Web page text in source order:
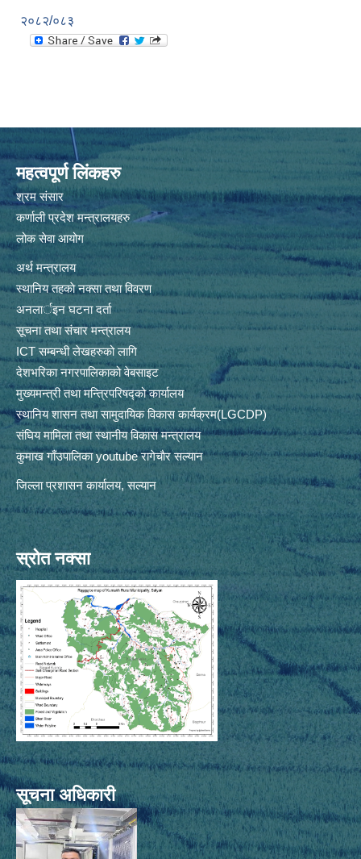
२०८२/०८३
महत्वपूर्ण लिंकहरु
श्रम संसार
कर्णाली प्रदेश मन्त्रालयहरु
लोक सेवा आयोग
अर्थ मन्त्रालय
स्थानिय तहकाे नक्सा तथा विवरण
अनलार्इन घटना दर्ता
सूचना तथा संचार मन्त्रालय
ICT सम्बन्धी लेखहरुको लागि
देशभरिका नगरपालिकाको वेबसाइट
मुख्यमन्त्री तथा मन्त्रिपरिषद्को कार्यालय
स्थानिय शासन तथा सामुदायिक विकास कार्यक्रम(LGCDP)
संघिय मामिला तथा स्थानीय विकास मन्त्रालय
कुमाख गाँउपालिका youtube रागेचाैर सल्यान
जिल्ला प्रशासन कार्यालय, सल्यान
स्रोत नक्सा
सूचना अधिकारी